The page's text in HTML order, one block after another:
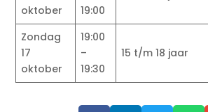
oktober
19:00
Zondag
17
oktober
19:00
–
19:30
15 t/m 18 jaar